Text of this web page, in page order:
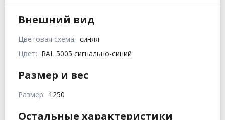
Внешний вид
Цветовая схема: синяя
Цвет: RAL 5005 сигнально-синий
Размер и вес
Размер: 1250
Остальные характеристики